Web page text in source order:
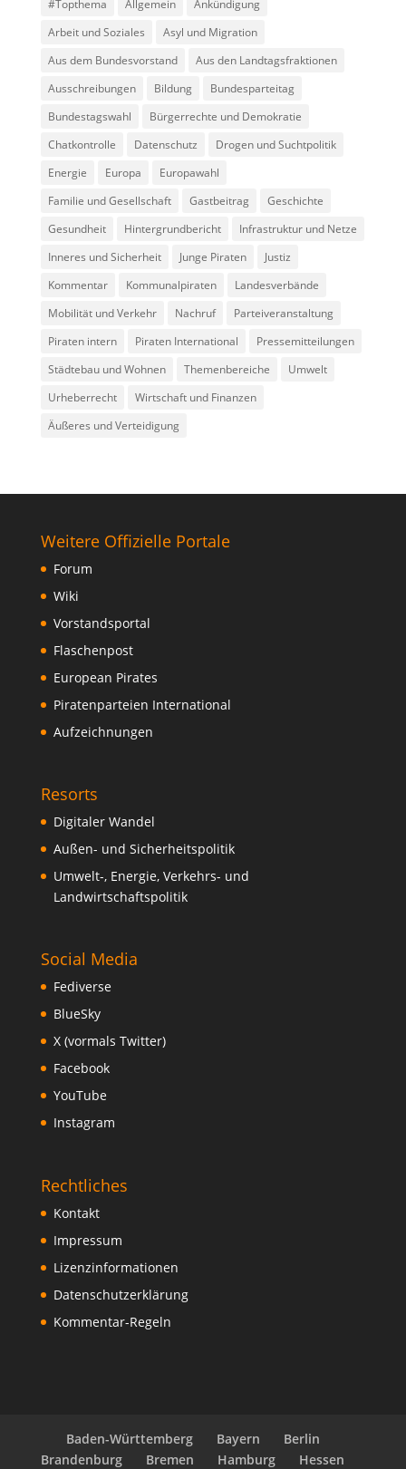
#Topthema Allgemein
Ankündigung
Arbeit und Soziales
Asyl und Migration
Aus dem Bundesvorstand
Aus den Landtagsfraktionen
Ausschreibungen
Bildung
Bundesparteitag
Bundestagswahl
Bürgerrechte und Demokratie
Chatkontrolle
Datenschutz
Drogen und Suchtpolitik
Energie
Europa
Europawahl
Familie und Gesellschaft
Gastbeitrag
Geschichte
Gesundheit
Hintergrundbericht
Infrastruktur und Netze
Inneres und Sicherheit
Junge Piraten
Justiz
Kommentar
Kommunalpiraten
Landesverbände
Mobilität und Verkehr
Nachruf
Parteiveranstaltung
Piraten intern
Piraten International
Pressemitteilungen
Städtebau und Wohnen
Themenbereiche
Umwelt
Urheberrecht
Wirtschaft und Finanzen
Äußeres und Verteidigung
Weitere Offizielle Portale
Forum
Wiki
Vorstandsportal
Flaschenpost
European Pirates
Piratenparteien International
Aufzeichnungen
Resorts
Digitaler Wandel
Außen- und Sicherheitspolitik
Umwelt-, Energie, Verkehrs- und
Landwirtschaftspolitik
Social Media
Fediverse
BlueSky
X (vormals Twitter)
Facebook
YouTube
Instagram
Rechtliches
Kontakt
Impressum
Lizenzinformationen
Datenschutzerklärung
Kommentar-Regeln
Baden-Württemberg Bayern
Berlin
Brandenburg
Bremen Hamburg Hessen